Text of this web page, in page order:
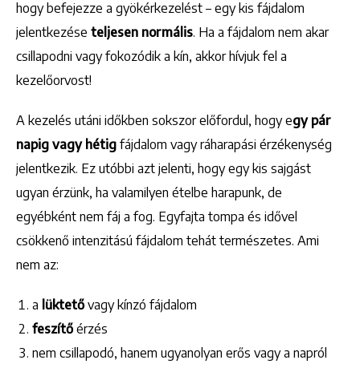
hogy befejezze a gyökérkezelést – egy kis fájdalom
jelentkezése teljesen normális. Ha a fájdalom nem akar
csillapodni vagy fokozódik a kín, akkor hívjuk fel a
kezelőorvost!
A kezelés utáni időkben sokszor előfordul, hogy egy pár
napig vagy hétig fájdalom vagy ráharapási érzékenység
jelentkezik. Ez utóbbi azt jelenti, hogy egy kis sajgást
ugyan érzünk, ha valamilyen ételbe harapunk, de
egyébként nem fáj a fog. Egyfajta tompa és idővel
csökkenő intenzitású fájdalom tehát természetes. Ami
nem az:
a lüktető vagy kínzó fájdalom
feszítő érzés
nem csillapodó, hanem ugyanolyan erős vagy a napról